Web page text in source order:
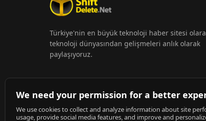
Türkiye'nin en büyük teknoloji haber sitesi
teknoloji dünyasından gelişmeleri anlık olarak
paylaşıyoruz.